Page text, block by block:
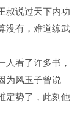
叔说过天下内功
没有，难道练武
看了许多书，
为风玉子曾说
定势了，此刻他